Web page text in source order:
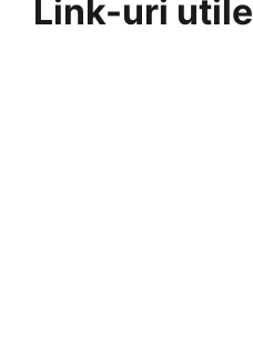
Link-uri utile